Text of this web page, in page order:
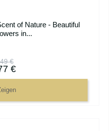
of Nature - Beautiful
in...
€
€